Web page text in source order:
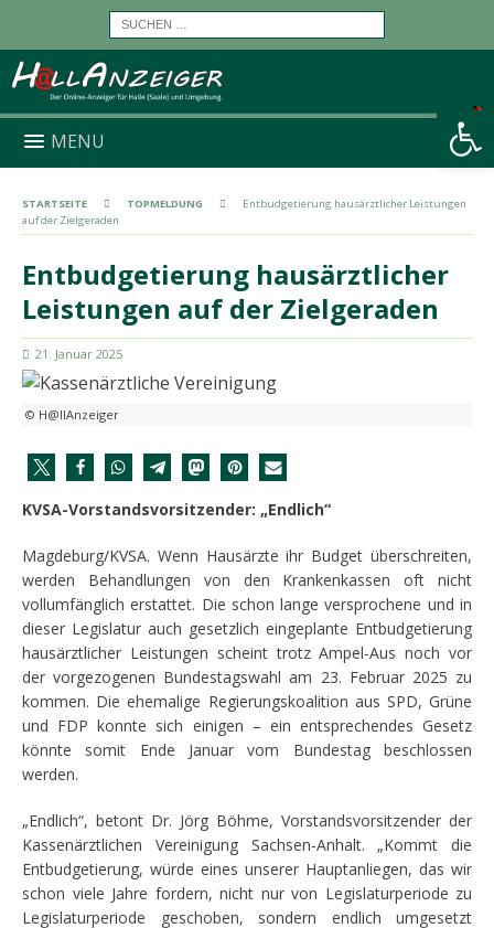
Werkzeugleiste öffnen
MENU
STARTSEITE TOPMELDUNG
Entbudgetierung hausärztlicher Leistungen
auf der Zielgeraden
Entbudgetierung hausärztlicher
Leistungen auf der Zielgeraden
21. Januar 2025
© H@llAnzeiger
KVSA-Vorstandsvorsitzender: „Endlich“
Magdeburg/KVSA. Wenn Hausärzte ihr Budget überschreiten,
werden Behandlungen von den Krankenkassen oft nicht
vollumfänglich erstattet. Die schon lange versprochene und in
dieser Legislatur auch gesetzlich eingeplante Entbudgetierung
hausärztlicher Leistungen scheint trotz Ampel-Aus noch vor
der vorgezogenen Bundestagswahl am 23. Februar 2025 zu
kommen. Die ehemalige Regierungskoalition aus SPD, Grüne
und FDP konnte sich einigen – ein entsprechendes Gesetz
könnte somit Ende Januar vom Bundestag beschlossen
werden.
„Endlich“, betont Dr. Jörg Böhme, Vorstandsvorsitzender der
Kassenärztlichen Vereinigung Sachsen-Anhalt. „Kommt die
Entbudgetierung, würde eines unserer Hauptanliegen, das wir
schon viele Jahre fordern, nicht nur von Legislaturperiode zu
Legislaturperiode geschoben, sondern endlich umgesetzt